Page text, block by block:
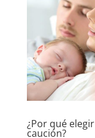
¿Por qué
caución?